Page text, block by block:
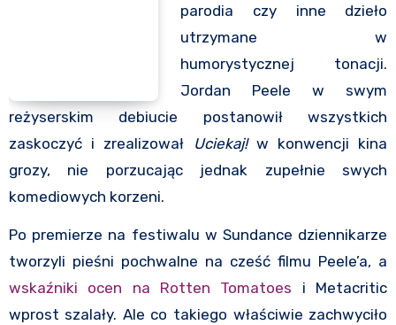
parodia czy inne dzieło
utrzymane w
humorystycznej tonacji.
Jordan Peele w swym
reżyserskim debiucie postanowił wszystkich
zaskoczyć i zrealizował
Uciekaj! w konwencji kina
grozy, nie porzucając jednak zupełnie swych
komediowych korzeni.
Po premierze na festiwalu w Sundance dziennikarze
tworzyli pieśni pochwalne na cześć filmu Peele’a, a
wskaźniki ocen na Rotten Tomatoes i Metacritic
wprost szalały. Ale co takiego właściwie zachwyciło